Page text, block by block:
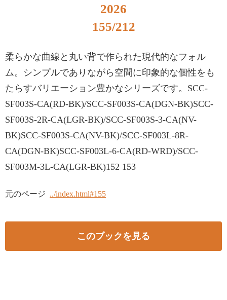
2026
155/212
柔らかな曲線と丸い背で作られた現代的なフォル
ム。シンプルでありながら空間に印象的な個性をも
たらすバリエーション豊かなシリーズです。SCC-
SF003S-CA(RD-BK)/SCC-SF003S-CA(DGN-BK)SCC-
SF003S-2R-CA(LGR-BK)/SCC-SF003S-3-CA(NV-
BK)SCC-SF003S-CA(NV-BK)/SCC-SF003L-8R-
CA(DGN-BK)SCC-SF003L-6-CA(RD-WRD)/SCC-
SF003M-3L-CA(LGR-BK)152 153
元のページ ../index.html#155
このブックを見る